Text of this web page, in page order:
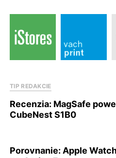
TIP REDAKCIE
Recenzia: MagSafe
CubeNest S1B0
Porovnanie: Apple